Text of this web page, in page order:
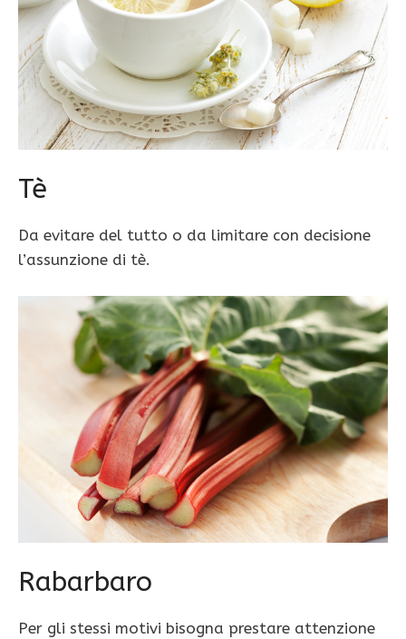
Tè
Da evitare del tutto o da limitare con decisione
l’assunzione di tè.
Rabarbaro
Per gli stessi motivi bisogna prestare attenzione